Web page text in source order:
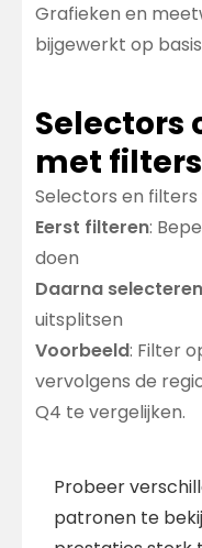
Grafieken en
bijgewerkt op
Selectors
met filters
Selectors en
Eerst filteren:
doen
Daarna selecteren
uitsplitsen
Voorbeeld: Filter
vervolgens de
Q4 te vergelijken.
Probeer
patronen te